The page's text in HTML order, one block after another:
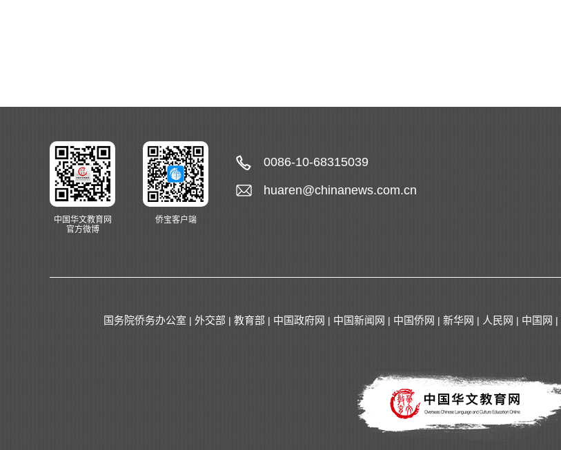
中国华文教育网
官方微博
侨宝客户端
0086-10-68315039
huaren@chinanews.com.cn
国务院侨务办公室 | 外交部 | 教育部 | 中国政府网 | 中国新闻网 | 中国侨网 | 新华网 | 人民网 | 中国网 |